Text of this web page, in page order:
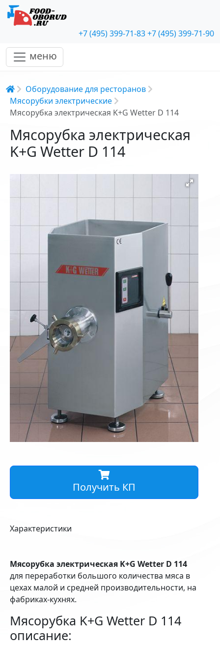
+7 (495) 399-71-83+7 (495) 399-71-90
меню
Строка навигации
Оборудование для ресторанов
Мясорубки электрические
Мясорубка электрическая K+G Wetter D 114
Мясорубка электрическая
K+G Wetter D 114
Получить КП
Характеристики
Мясорубка электрическая K+G Wetter D 114
для переработки большого количества мяса в
цехах малой и средней производительности, на
фабриках-кухнях.
Мясорубка K+G Wetter D 114
описание: